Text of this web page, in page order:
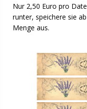
Nur 2,50 Euro pro
runter, speichere sie
Menge aus.